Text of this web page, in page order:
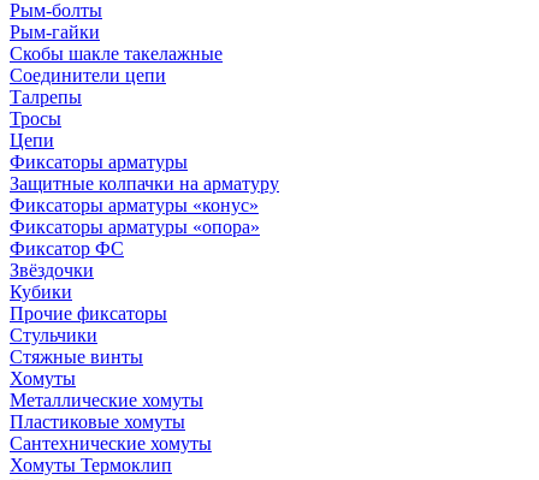
Рым-болты
Рым-гайки
Скобы шакле такелажные
Соединители цепи
Талрепы
Тросы
Цепи
Фиксаторы арматуры
Защитные колпачки на арматуру
Фиксаторы арматуры «конус»
Фиксаторы арматуры «опора»
Фиксатор ФС
Звёздочки
Кубики
Прочие фиксаторы
Стульчики
Стяжные винты
Хомуты
Металлические хомуты
Пластиковые хомуты
Сантехнические хомуты
Хомуты Термоклип